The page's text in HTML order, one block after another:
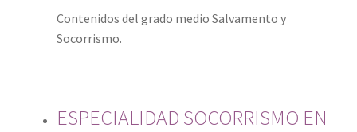
Contenidos del grado medio Salvamento y
Socorrismo.
ESPECIALIDAD SOCORRISMO EN